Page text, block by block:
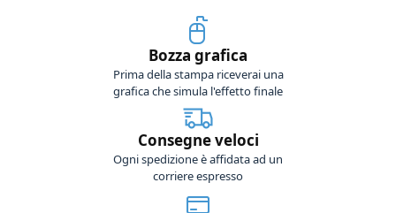
Bozza grafica
Prima della stampa riceverai una
grafica che simula l'effetto finale
Consegne veloci
Ogni spedizione è affidata ad un
corriere espresso